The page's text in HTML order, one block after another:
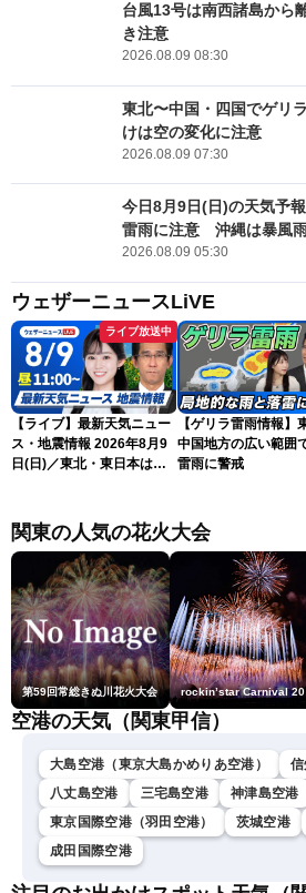
台風13号は南西諸島か
き注意
2026.08.09 08:30
東北〜中国・四国でゲリ
けは空の変化に注意
2026.08.09 07:30
今日8月9日(日)の天気予
雷雨に注意 沖縄は暴風
2026.08.09 05:30
ウェザーニュースLiVE
ライブ放送中
【ライブ】最新天気ニュー
ス・地震情報 2026年8月9
日(日)／東北・東日本は急
ム・青原桃香／山口剛央〉
【ゲリラ雷雨情報】
中国地方の広い範囲
雷雨に警戒
関東の人気の花火大会
第59回常総きぬ川花火大会
空港の天気（関東甲信）
大島空港（東京大島かめりあ空港）
八丈島空港
三宅島空港 神津島空港
東京国際空港（羽田空港）
茨城空港
成田国際空港